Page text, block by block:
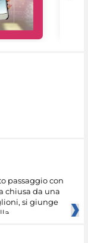
passaggio con
chiusa da una
si giunge